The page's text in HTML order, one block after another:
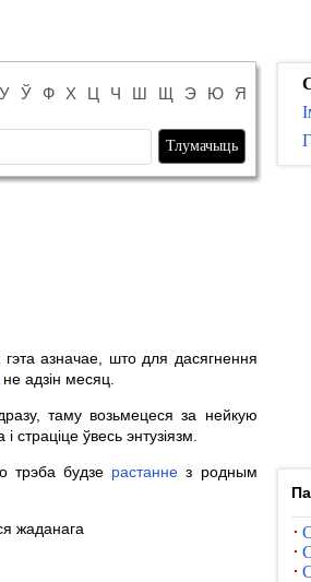
У Ў Ф Х Ц Ч Ш Щ Э Ю Я
гэта азначае, што для дасягнення
адзін месяц.
таму возьмецеся за нейкую
ўвесь энтузіязм.
трэба будзе растанне з родным
жаданага